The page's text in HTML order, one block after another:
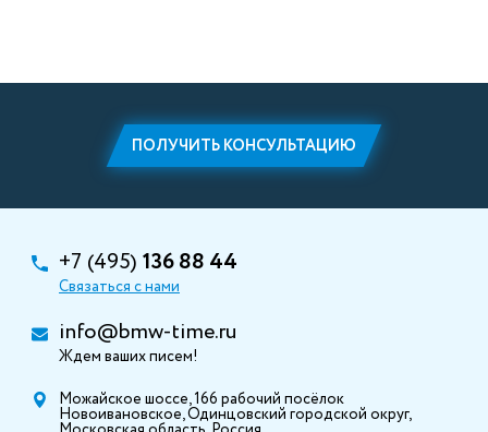
ПОЛУЧИТЬ КОНСУЛЬТАЦИЮ
+7 (495) 136 88 44
Связаться с нами
info@bmw-time.ru
Ждем ваших писем!
Можайское шоссе, 166 рабочий посёлок
Новоивановское, Одинцовский городской округ,